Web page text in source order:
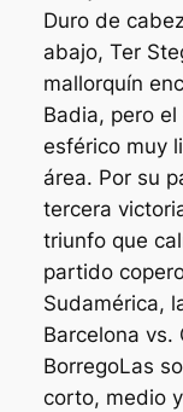
Duro de
abajo, Ter
mallorquín
Badia, pero
esférico muy
área. Por su
tercera
triunfo que
partido
Sudamérica,
Barcelona vs.
BorregoLas
corto, medio